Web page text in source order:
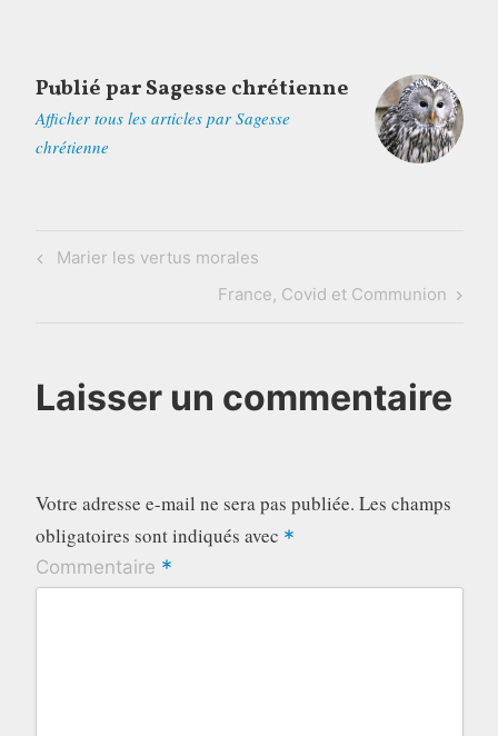
Publié parSagesse chrétienne
Afficher tous les articles par Sagesse
chrétienne
Navigation
Previous
Marier les vertus morales
Next
France, Covid et Communion
Laisser un commentaire
Votre adresse e-mail ne sera pas publiée. Les champs
obligatoires sont indiqués avec *
Commentaire *